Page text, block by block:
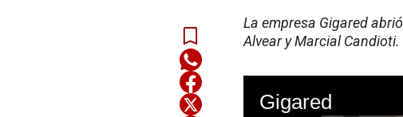
La empresa Gigared
Alvear y Marcial Candioti.